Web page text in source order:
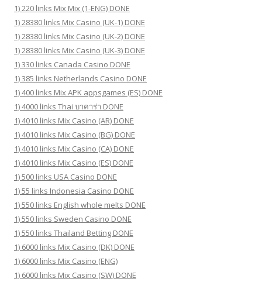
1) 220 links Mix Mix (1-ENG) DONE
1) 28380 links Mix Casino (UK-1) DONE
1) 28380 links Mix Casino (UK-2) DONE
1) 28380 links Mix Casino (UK-3) DONE
1) 330 links Canada Casino DONE
1) 385 links Netherlands Casino DONE
1) 400 links Mix APK appsgames (ES) DONE
1) 4000 links Thai บาคาร่า DONE
1) 4010 links Mix Casino (AR) DONE
1) 4010 links Mix Casino (BG) DONE
1) 4010 links Mix Casino (CA) DONE
1) 4010 links Mix Casino (ES) DONE
1) 500 links USA Casino DONE
1) 55 links Indonesia Casino DONE
1) 550 links English whole melts DONE
1) 550 links Sweden Casino DONE
1) 550 links Thailand Betting DONE
1) 6000 links Mix Casino (DK) DONE
1) 6000 links Mix Casino (ENG)
1) 6000 links Mix Casino (SW) DONE